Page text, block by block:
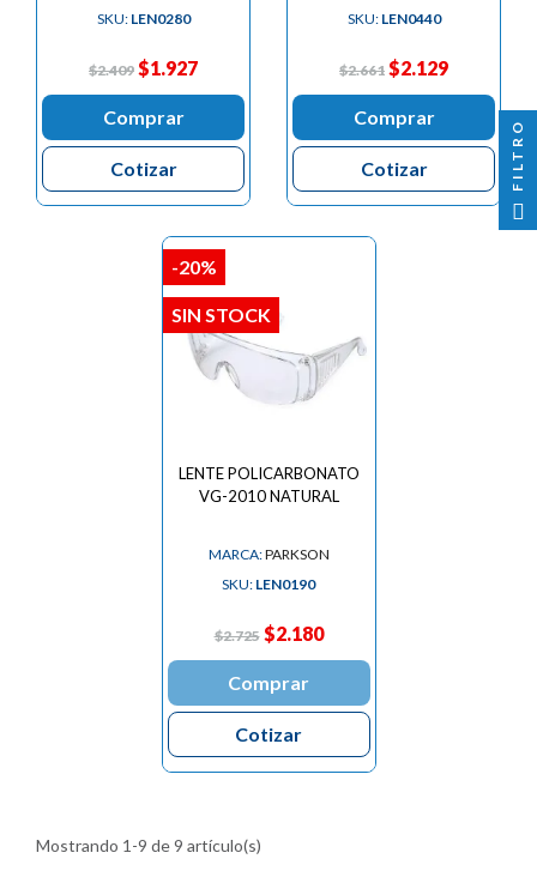
SKU: LEN0280
$2.409 $1.927
Comprar
Cotizar
SKU: LEN0440
$2.661 $2.129
Comprar
Cotizar
LENTE POLICARBONATO
VG-2010 NATURAL
MARCA:PARKSON
SKU: LEN0190
$2.725 $2.180
Comprar
Cotizar
-20%
SIN STOCK
Mostrando 1-9 de 9 artículo(s)
FILTRO